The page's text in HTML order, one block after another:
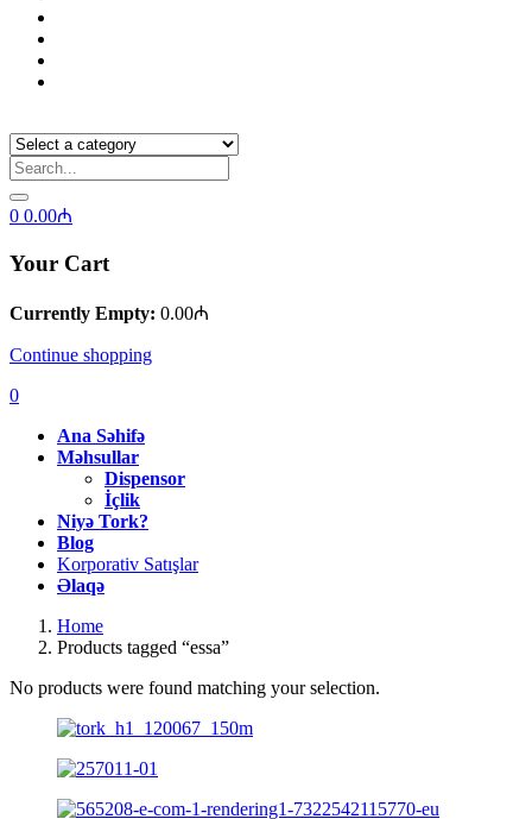
0 0.00₼
Your Cart
Currently Empty: 0.00₼
Continue shopping
0
Ana Səhifə
Məhsullar
Dispensor
İçlik
Niyə Tork?
Blog
Korporativ Satışlar
Əlaqə
Home
Products tagged “essa”
No products were found matching your selection.